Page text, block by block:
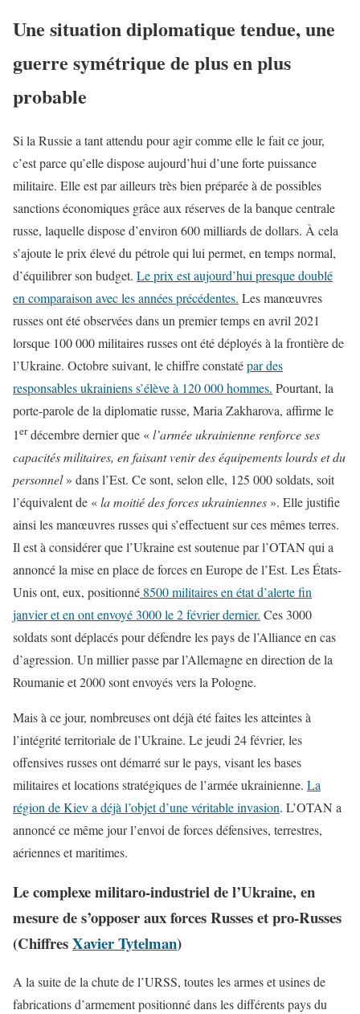
Une situation diplomatique tendue, une
guerre symétrique de plus en plus
probable
Si la Russie a tant attendu pour agir comme elle le fait ce jour,
c’est parce qu’elle dispose aujourd’hui d’une forte puissance
militaire. Elle est par ailleurs très bien préparée à de possibles
sanctions économiques grâce aux réserves de la banque centrale
russe, laquelle dispose d’environ 600 milliards de dollars. À cela
s’ajoute le prix élevé du pétrole qui lui permet, en temps normal,
d’équilibrer son budget. Le prix est aujourd’hui presque doublé
en comparaison avec les années précédentes. Les manœuvres
russes ont été observées dans un premier temps en avril 2021
lorsque 100 000 militaires russes ont été déployés à la frontière de
l’Ukraine. Octobre suivant, le chiffre constatépar des
responsables ukrainiens s’élève à 120 000 hommes. Pourtant, la
porte-parole de la diplomatie russe, Maria Zakharova, affirme le
1erdécembre dernier que «l’armée ukrainienne renforce ses
capacités militaires, en faisant venir des équipements lourds et du
personnel» dans l’Est. Ce sont, selon elle, 125 000 soldats, soit
l’équivalent de «la moitié des forces ukrainiennes ». Elle justifie
ainsi les manœuvres russes qui s’effectuent sur ces mêmes terres.
Il est à considérer que l’Ukraine est soutenue par l’OTAN qui a
annoncé la mise en place de forces en Europe de l’Est. Les États-
Unis ont, eux, positionné 8500 militaires en état d’alerte fin
janvier et en ont envoyé 3000 le 2 février dernier. Ces 3000
soldats sont déplacés pour défendre les pays de l’Alliance en cas
d’agression. Un millier passe par l’Allemagne en direction de la
Roumanie et 2000 sont envoyés vers la Pologne.
Mais à ce jour, nombreuses ont déjà été faites les atteintes à
l’intégrité territoriale de l’Ukraine. Le jeudi 24 février, les
offensives russes ont démarré sur le pays, visant les bases
militaires et locations stratégiques de l’armée ukrainienne. La
région de Kiev a déjà l’objet d’une véritable invasion. L’OTAN a
annoncé ce même jour l’envoi de forces défensives, terrestres,
aériennes et maritimes.
Le complexe militaro-industriel de l’Ukraine, en
mesure de s’opposer aux forces Russes et pro-Russes
(ChiffresXavier Tytelman)
A la suite de la chute de l’URSS, toutes les armes et usines de
fabrications d’armement positionné dans les différents pays du